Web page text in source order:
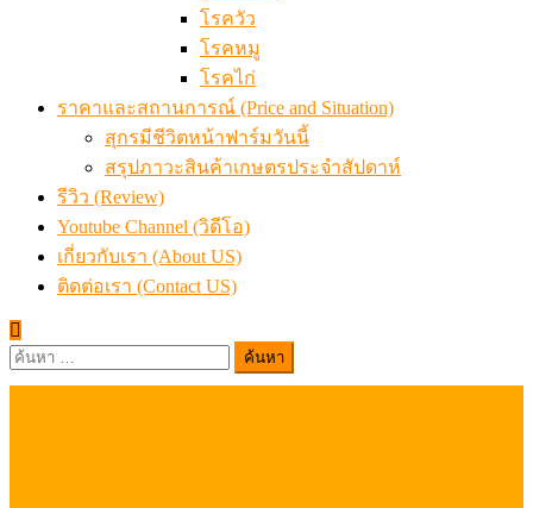
โรควัว
โรคหมู
โรคไก่
ราคาและสถานการณ์ (Price and Situation)
สุกรมีชีวิตหน้าฟาร์มวันนี้
สรุปภาวะสินค้าเกษตรประจำสัปดาห์
รีวิว (Review)
Youtube Channel (วิดีโอ)
เกี่ยวกับเรา (About US)
ติดต่อเรา (Contact US)
ค้นหา
สำหรับ: